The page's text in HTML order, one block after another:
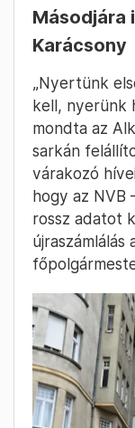
Másodjára
Karácsony
„Nyertünk
kell, nyerünk
mondta az
sarkán
várakozó
hogy az NVB
rossz adatot
újraszámlálás